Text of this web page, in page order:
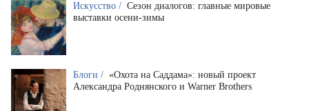
Искусство / Сезон диалогов: главные мировые
выставки осени-зимы
Блоги / «Охота на Саддама»: новый проект
Александра Роднянского и Warner Brothers